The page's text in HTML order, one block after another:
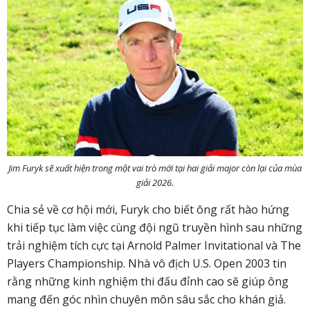
Jim Furyk sẽ xuất hiện trong một vai trò mới tại hai giải major còn lại của mùa
giải 2026.
Chia sẻ về cơ hội mới, Furyk cho biết ông rất hào hứng
khi tiếp tục làm việc cùng đội ngũ truyền hình sau những
trải nghiệm tích cực tại Arnold Palmer Invitational và The
Players Championship. Nhà vô địch U.S. Open 2003 tin
rằng những kinh nghiệm thi đấu đỉnh cao sẽ giúp ông
mang đến góc nhìn chuyên môn sâu sắc cho khán giả.